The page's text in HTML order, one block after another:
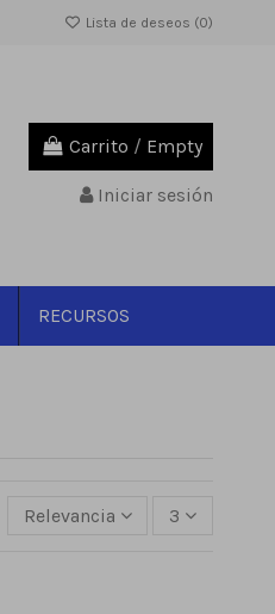
Lista de deseos (0)
Carrito / Empty
Iniciar sesión
RECURSOS
Relevancia 3